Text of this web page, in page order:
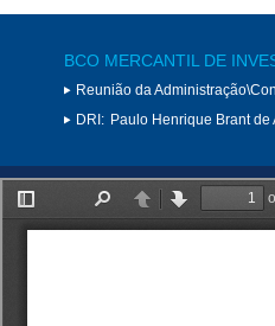
BCO MERCANTIL DE
Reunião da
DRI: Paulo Henrique Brant de